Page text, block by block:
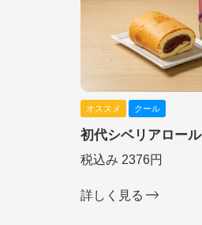
オススメ クール
初代シベリアロール
税込み 2376円
詳しく見る